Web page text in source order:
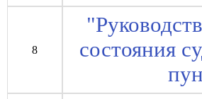
8
состояния